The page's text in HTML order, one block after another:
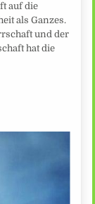
auf die
als Ganzes.
und der
hat die